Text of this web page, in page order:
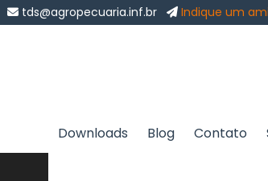
tds@agropecuaria.inf.br Indique um
Downloads Blog Contato